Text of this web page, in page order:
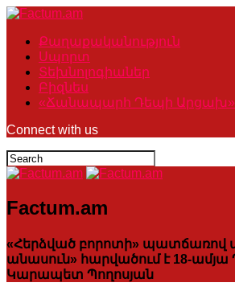
Քաղաքականություն
Սպորտ
Տեխնոլոգիաներ
Բիզնես
«Ճանապարհ Դեպի Արցախ»
Connect with us
Factum.am
«Հերձված բորոտի» պատճառով
անասուն» հարվածում է 18-ամյա
Կարապետ Պողոսյան